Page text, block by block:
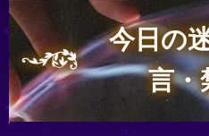
今日の
言・